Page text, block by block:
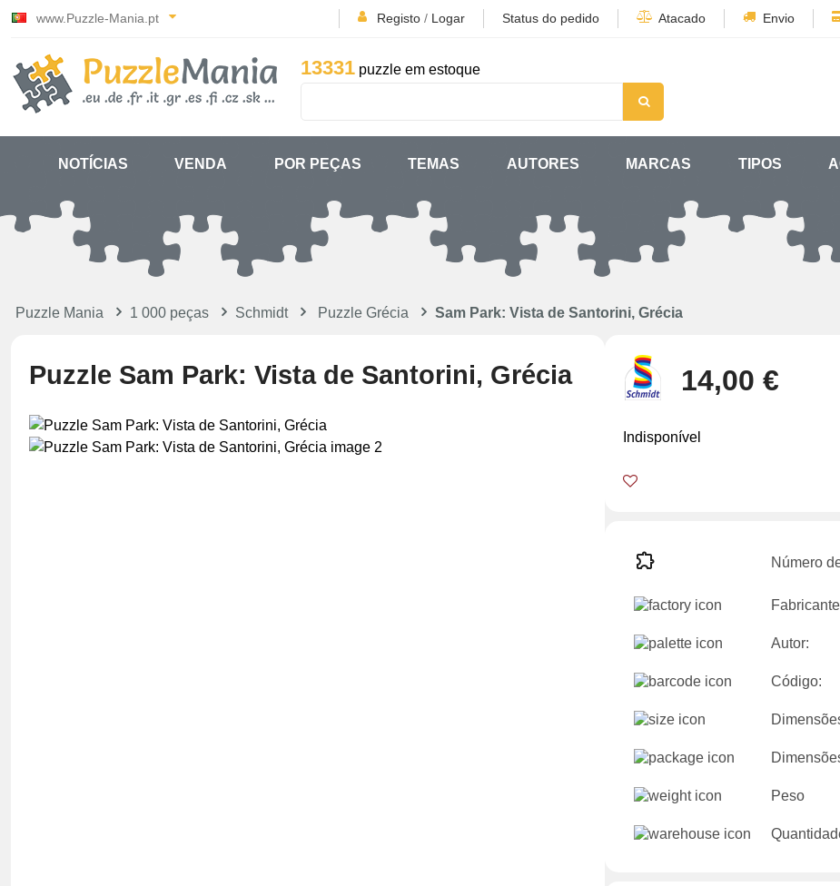
www.Puzzle-Mania.pt Registo / Logar Status do pedido Atacado Envio
13331 puzzle em estoque
NOTÍCIAS VENDA POR PEÇAS TEMAS AUTORES MARCAS TIPOS
Puzzle Mania 1 000 peças Schmidt Puzzle Grécia Sam Park: Vista de Santorini, Grécia
Puzzle Sam Park: Vista de Santorini, Grécia 14,00 €
Indisponível
Número
Autor:
Código:
Peso